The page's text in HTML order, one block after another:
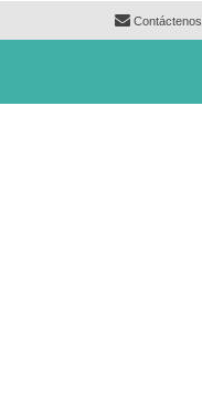
Contáctenos